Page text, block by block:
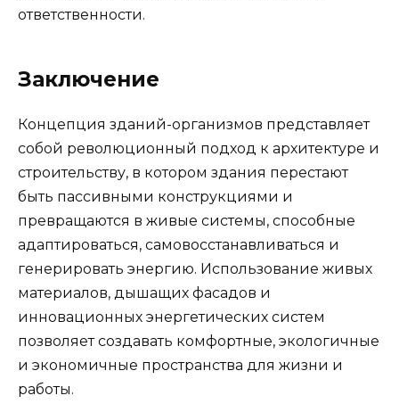
ответственности.
Заключение
Концепция зданий-организмов представляет
собой революционный подход к архитектуре и
строительству, в котором здания перестают
быть пассивными конструкциями и
превращаются в живые системы, способные
адаптироваться, самовосстанавливаться и
генерировать энергию. Использование живых
материалов, дышащих фасадов и
инновационных энергетических систем
позволяет создавать комфортные, экологичные
и экономичные пространства для жизни и
работы.